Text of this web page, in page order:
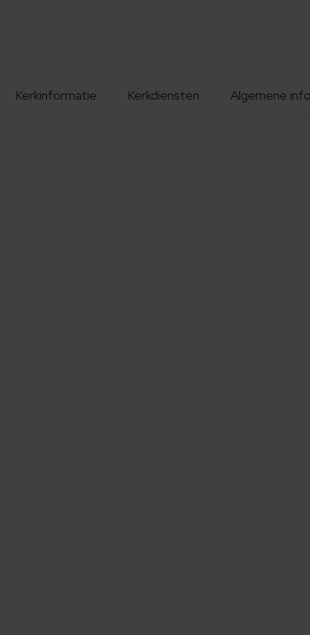
Kerkinformatie Kerkdiensten Algemene